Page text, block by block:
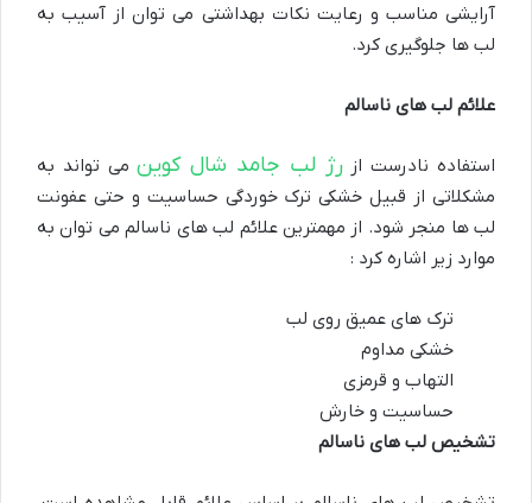
آرایشی مناسب و رعایت نکات بهداشتی می توان از آسیب به
لب ها جلوگیری کرد.
علائم لب های ناسالم
استفاده نادرست از رژ لب جامد شال کوینمی تواند به
مشکلاتی از قبیل خشکی ترک خوردگی حساسیت و حتی عفونت
لب ها منجر شود. از مهمترین علائم لب های ناسالم می توان به
موارد زیر اشاره کرد :
ترک های عمیق روی لب
خشکی مداوم
التهاب و قرمزی
حساسیت و خارش
تشخیص لب های ناسالم